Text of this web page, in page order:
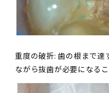
重度の破折: 歯の根まで達
ながら抜歯が必要になる